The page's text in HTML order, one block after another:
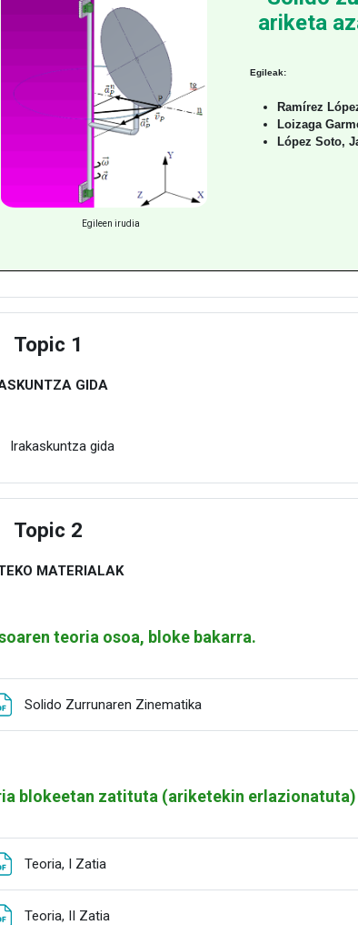
Egileen irudia
ariketa
Egileak:
Ramírez
Loizaga
López Soto,
Topic 1
GIDA
Irakaskuntza gida
Topic 2
MATERIALAK
teoria osoa, bloke bakarra.
Solido Zurrunaren Zinematika
blokeetan zatituta (ariketekin erlazionatuta)
Teoria, I Zatia
Teoria, II Zatia